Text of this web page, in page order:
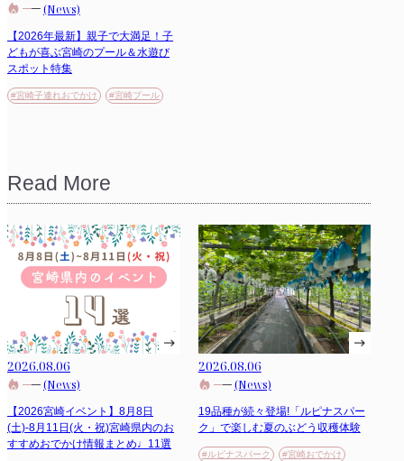
(News)
【2026年最新】親子で大満足！子
どもが喜ぶ宮崎のプール＆水遊び
スポット特集
#宮崎子連れおでかけ #宮崎プール
Read More
2026.08.06
(News)
【2026宮崎イベント】8月8日
(土)-8月11日(火・祝)宮崎県内のお
すすめおでかけ情報まとめ♩11選
2026.08.06
(News)
19品種が続々登場!「ルピナスパー
ク」で楽しむ夏のぶどう収穫体験
#ルピナスパーク
#宮崎おでかけ